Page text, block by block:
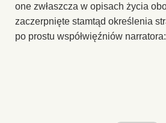
one zwłaszcza w opisach życia
zaczerpnięte stamtąd określenia
po prostu współwięźniów narratora: